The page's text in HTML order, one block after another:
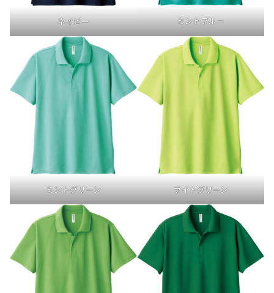
ネイビー ミントブルー
ミントグリーン ライトグリーン